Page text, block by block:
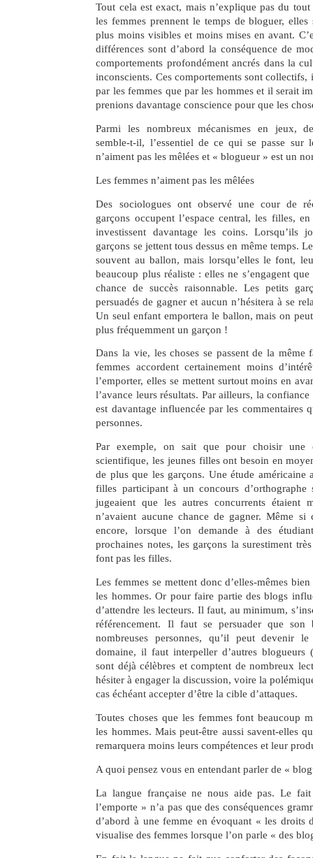
Tout cela est exact, mais n’explique pas du
les femmes prennent le temps de bloguer,
plus moins visibles et moins mises en avant.
différences sont d’abord la conséquence de
comportements profondément ancrés dans la
inconscients. Ces comportements sont collectifs,
par les femmes que par les hommes et il serait
prenions davantage conscience pour que les
Parmi les nombreux mécanismes en jeux,
semble-t-il, l’essentiel de ce qui se passe sur
n’aiment pas les mêlées et « blogueur » est un
Les femmes n’aiment pas les mêlées
Des sociologues ont observé une cour de
garçons occupent l’espace central, les filles,
investissent davantage les coins. Lorsqu’ils
garçons se jettent tous dessus en même temps.
souvent au ballon, mais lorsqu’elles le font,
beaucoup plus réaliste : elles ne s’engagent
chance de succès raisonnable. Les petits
persuadés de gagner et aucun n’hésitera à se
Un seul enfant emportera le ballon, mais on
plus fréquemment un garçon !
Dans la vie, les choses se passent de la même
femmes accordent certainement moins
l’emporter, elles se mettent surtout moins en
l’avance leurs résultats. Par ailleurs, la
est davantage influencée par les commentaires
personnes.
Par exemple, on sait que pour choisir une
scientifique, les jeunes filles ont besoin en
de plus que les garçons. Une étude américaine
filles participant à un concours d’orthographe
jugeaient que les autres concurrents étaient
n’avaient aucune chance de gagner. Même
encore, lorsque l’on demande à des
prochaines notes, les garçons la surestiment
font pas les filles.
Les femmes se mettent donc d’elles-mêmes
les hommes. Or pour faire partie des blogs
d’attendre les lecteurs. Il faut, au minimum,
référencement. Il faut se persuader que son
nombreuses personnes, qu’il peut devenir
domaine, il faut interpeller d’autres blogueurs
sont déjà célèbres et comptent de nombreux
hésiter à engager la discussion, voire la
cas échéant accepter d’être la cible d’attaques.
Toutes choses que les femmes font beaucoup
les hommes. Mais peut-être aussi savent-elles
remarquera moins leurs compétences et leur
A quoi pensez vous en entendant parler de «
La langue française ne nous aide pas. Le
l’emporte » n’a pas que des conséquences
d’abord à une femme en évoquant « les droits
visualise des femmes lorsque l’on parle « des